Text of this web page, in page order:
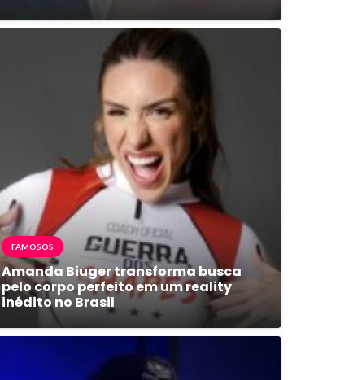
FAMOSOS
Amanda Biuger transforma busca
pelo corpo perfeito em um reality
inédito no Brasil